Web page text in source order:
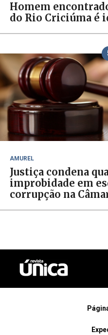
Homem
do Rio Criciúma é
AMUREL
Justiça condena
improbidade em
corrupção na